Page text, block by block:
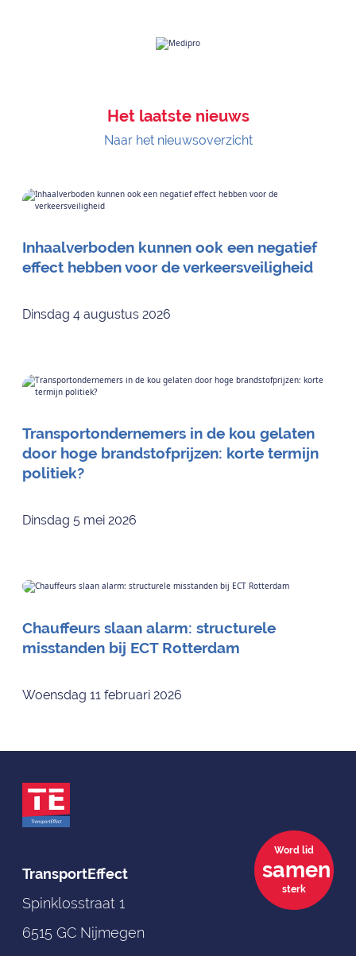
Het laatste nieuws
Naar het nieuwsoverzicht
Inhaalverboden kunnen ook een negatief
effect hebben voor de verkeersveiligheid
Dinsdag 4 augustus 2026
Transportondernemers in de kou gelaten
door hoge brandstofprijzen: korte termijn
politiek?
Dinsdag 5 mei 2026
Chauffeurs slaan alarm: structurele
misstanden bij ECT Rotterdam
Woensdag 11 februari 2026
TransportEffect
Spinklosstraat 1
6515 GC Nijmegen
Word lid
samen
sterk